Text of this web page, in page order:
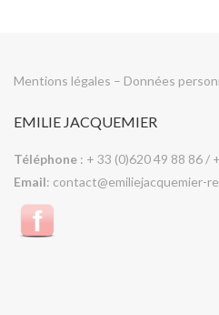
Mentions légales – Données
EMILIE JACQUEMIER
Téléphone : + 33 (0)620 49 88 86 /
Email: contact@emiliejacquemier-